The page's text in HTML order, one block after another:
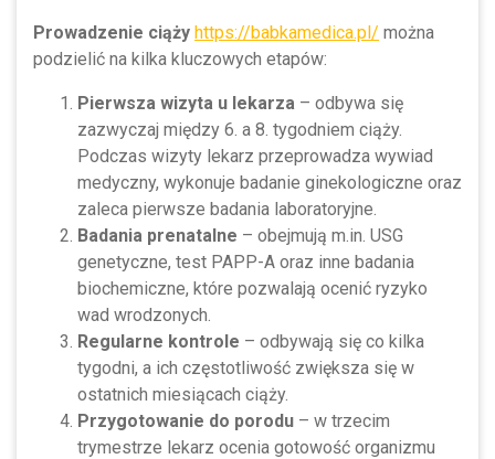
Prowadzenie ciąży https://babkamedica.pl/ można
podzielić na kilka kluczowych etapów:
Pierwsza wizyta u lekarza – odbywa się
zazwyczaj między 6. a 8. tygodniem ciąży.
Podczas wizyty lekarz przeprowadza wywiad
medyczny, wykonuje badanie ginekologiczne oraz
zaleca pierwsze badania laboratoryjne.
Badania prenatalne – obejmują m.in. USG
genetyczne, test PAPP-A oraz inne badania
biochemiczne, które pozwalają ocenić ryzyko
wad wrodzonych.
Regularne kontrole – odbywają się co kilka
tygodni, a ich częstotliwość zwiększa się w
ostatnich miesiącach ciąży.
Przygotowanie do porodu – w trzecim
trymestrze lekarz ocenia gotowość organizmu